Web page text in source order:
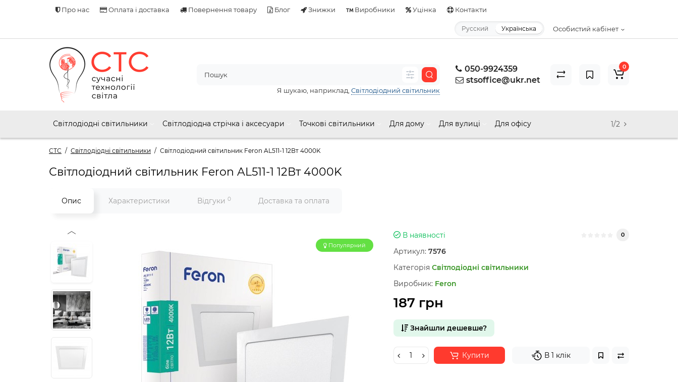
Про нас Оплата і доставка Повернення товару Блог Знижки Виробники Уцінка Контакти
Особистий кабінет
Русский Українська
050-9924359
stsoffice@ukr.net
Я шукаю, наприклад, Світлодіодний світильник
0
Світлодіодні світильники Світлодіодна стрічка і аксесуари Точкові світильники Для дому Для вулиці Для офісу 1/2
СТС Світлодіодні світильники Світлодіодний світильник Feron AL511-1 12Вт 4000K
Світлодіодний світильник Feron AL511-1 12Вт 4000K
Опис Характеристики Відгуки 0 Доставка та оплата
Популярний
В наявності 0
Артикул: 7576
Категорія Світлодіодні світильники
Виробник: Feron
187 грн
Знайшли дешевше?
Купити В 1 клік